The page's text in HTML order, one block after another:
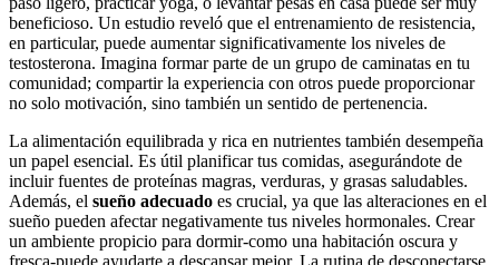
beneficioso. Un estudio reveló que el entrenamiento de resistencia,
en particular, puede aumentar significativamente los niveles de
testosterona. Imagina formar parte de un grupo de caminatas en tu
comunidad; compartir la experiencia con otros puede proporcionar
no solo motivación, sino también un sentido de pertenencia.
La alimentación equilibrada y rica en nutrientes también desempeña
un papel esencial. Es útil planificar tus comidas, asegurándote de
incluir fuentes de proteínas magras, verduras, y grasas saludables.
Además, el sueño adecuado es crucial, ya que las alteraciones en el
sueño pueden afectar negativamente tus niveles hormonales. Crear
un ambiente propicio para dormir-como una habitación oscura y